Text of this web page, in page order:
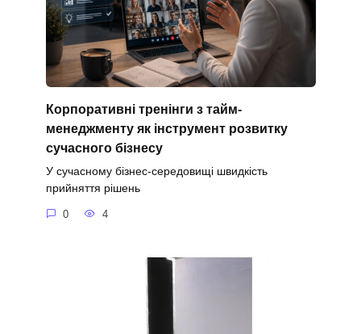
Корпоративні тренінги з тайм-
менеджменту як інструмент розвитку
сучасного бізнесу
У сучасному бізнес-середовищі швидкість
прийняття рішень
0 4